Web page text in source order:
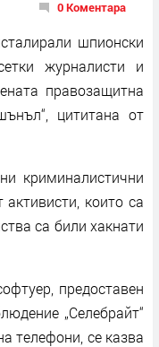
0 Коментара
шпионски
журналисти и
правозащитна
цититана от
криминалистични
активисти, които са
са били хакнати
предоставен
„Селебрайт“
телефони, се казва